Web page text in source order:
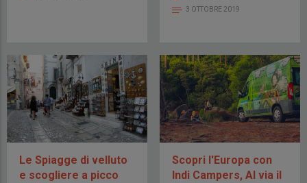
3 OTTOBRE 2019
Le Spiagge di velluto
e scogliere a picco
Scopri l'Europa con
Indi Campers, Al via il